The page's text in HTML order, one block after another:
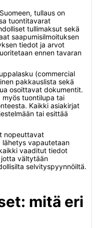
tullaus on
tuontitavarat
tullimaksut sekä
saapumisilmoituksen
tiedot ja arvot
ennen tavaran
(commercial
pakkauslista sekä
osoittavat dokumentit.
myös tuontilupa tai
Kaikki asiakirjat
tai esittää
nopeuttavat
lähetys vapautetaan
vaaditut tiedot
jotta vältytään
selvityspyynnöiltä.
mitä eri